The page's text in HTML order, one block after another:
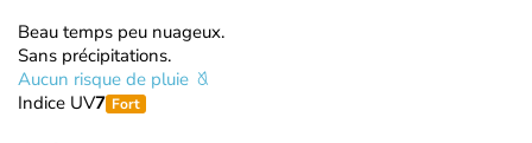
Beau temps peu nuageux.
Sans précipitations.
Aucun risque de pluie
Indice UV7 Fort